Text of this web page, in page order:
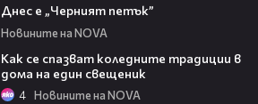
Днес е „Черният петък”
Новините на NOVA
Как се спазват коледните традиции в
дома на един свещеник
4 Новините на NOVA